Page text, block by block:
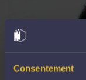
Consentement